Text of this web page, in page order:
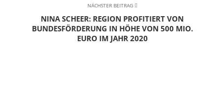
NÄCHSTER BEITRAG
NINA SCHEER: REGION PROFITIERT VON
BUNDESFÖRDERUNG IN HÖHE VON 500 MIO.
EURO IM JAHR 2020